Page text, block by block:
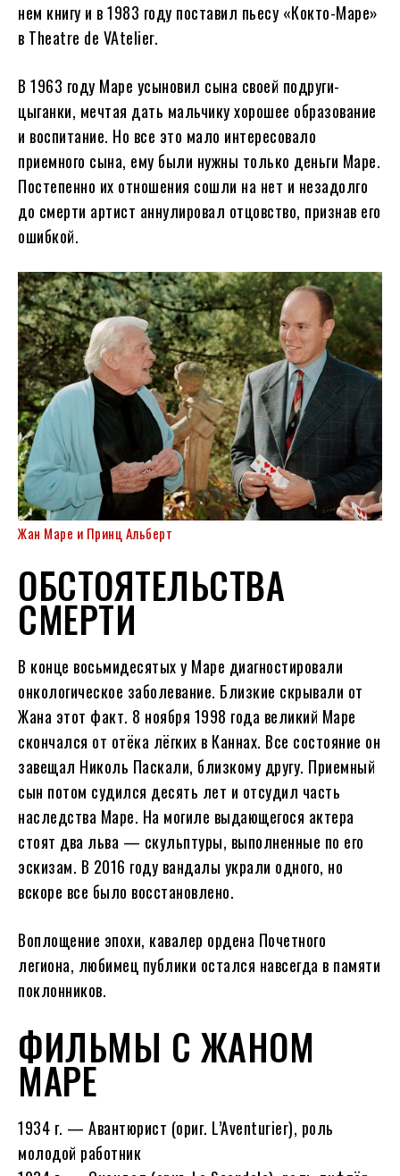
нем книгу и в 1983 году поставил пьесу «Кокто-Маре»
в Theatre de VAtelier.
В 1963 году Маре усыновил сына своей подруги-
цыганки, мечтая дать мальчику хорошее образование
и воспитание. Но все это мало интересовало
приемного сына, ему были нужны только деньги Маре.
Постепенно их отношения сошли на нет и незадолго
до смерти артист аннулировал отцовство, признав его
ошибкой.
Жан Маре и Принц Альберт
ОБСТОЯТЕЛЬСТВА
СМЕРТИ
В конце восьмидесятых у Маре диагностировали
онкологическое заболевание. Близкие скрывали от
Жана этот факт. 8 ноября 1998 года великий Маре
скончался от отёка лёгких в Каннах. Все состояние он
завещал Николь Паскали, близкому другу. Приемный
сын потом судился десять лет и отсудил часть
наследства Маре. На могиле выдающегося актера
стоят два льва — скульптуры, выполненные по его
эскизам. В 2016 году вандалы украли одного, но
вскоре все было восстановлено.
Воплощение эпохи, кавалер ордена Почетного
легиона, любимец публики остался навсегда в памяти
поклонников.
ФИЛЬМЫ С ЖАНОМ
МАРЕ
1934 г. — Авантюрист (ориг. L’Aventurier), роль
молодой работник